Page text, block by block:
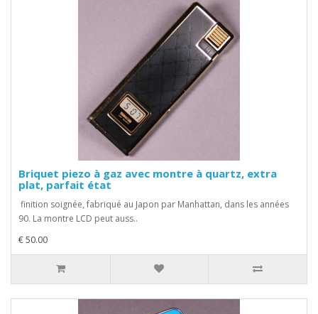
Briquet piezo à gaz avec montre à quartz, extra
plat, parfait état
finition soignée, fabriqué au Japon par Manhattan, dans les années
90. La montre LCD peut auss..
€ 50.00